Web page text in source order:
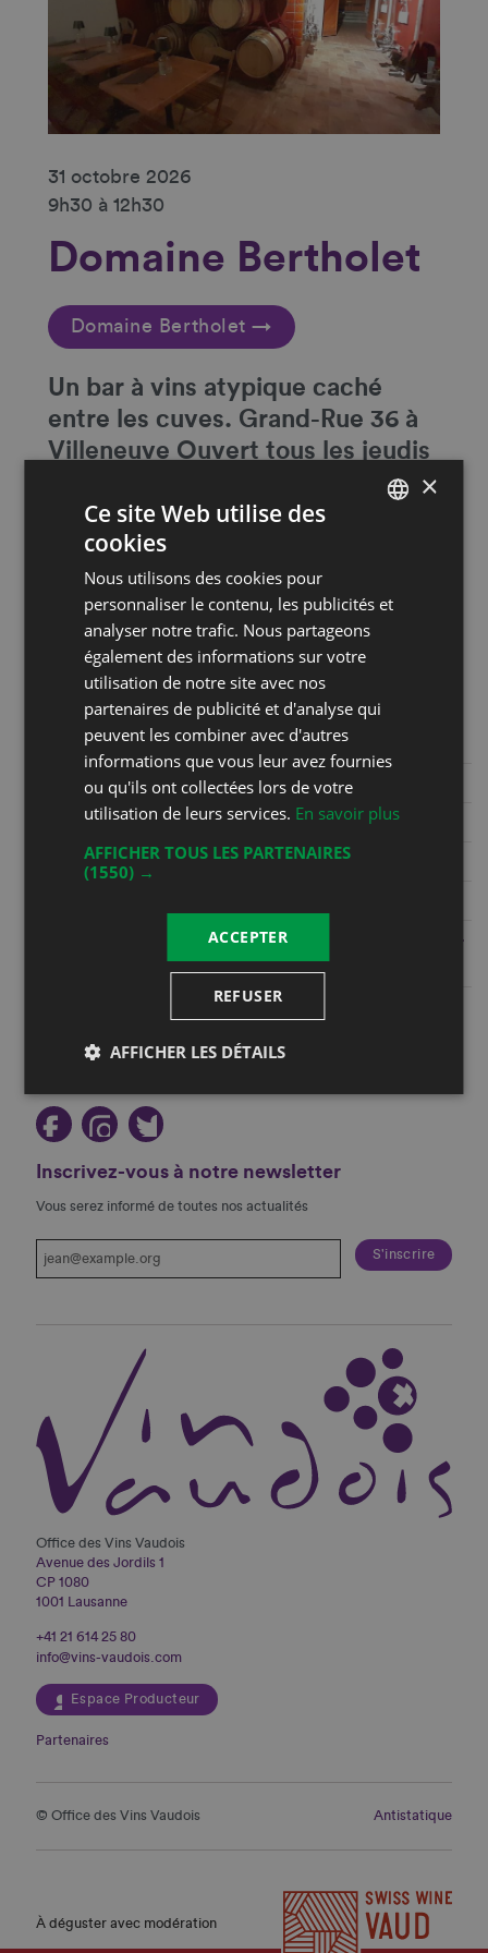
31 octobre 2026
9h30 à 12h30
Domaine Bertholet
Domaine Bertholet →
Un bar à vins atypique caché
entre les cuves. Grand-Rue 36 à
Villeneuve Ouvert tous les jeudis
et vendredis de 16h30 à 20h et le
samedi de 9h30 à 12h30. Les
autres jours sur appel au 079 587
75 54
Coordonnées
Christophe Bertholet
Grand Rue 36
1844 Villeneuve
Phone +41 21 960 22 48
Mobile +41 79 587 75 54
https://www.cavebertholet.ch/bar-
a-vins---caveau.html
Restez au courant!
Inscrivez-vous à notre newsletter
Vous serez informé de toutes nos actualités
Office des Vins Vaudois
Avenue des Jordils 1
CP 1080
1001 Lausanne
+41 21 614 25 80
info@vins-vaudois.com
Espace Producteur
Partenaires
© Office des Vins Vaudois Antistatique
À déguster avec modération
×
Ce site Web utilise des
cookies
Nous utilisons des cookies pour
personnaliser le contenu, les publicités et
analyser notre trafic. Nous partageons
également des informations sur votre
utilisation de notre site avec nos
partenaires de publicité et d'analyse qui
peuvent les combiner avec d'autres
informations que vous leur avez fournies
ou qu'ils ont collectées lors de votre
utilisation de leurs services. En savoir plus
AFFICHER TOUS LES PARTENAIRES
(1550) →
ACCEPTER
REFUSER
AFFICHER LES DÉTAILS